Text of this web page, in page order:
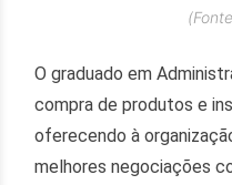
O graduado em
compra de produtos e
oferecendo à
melhores negociações